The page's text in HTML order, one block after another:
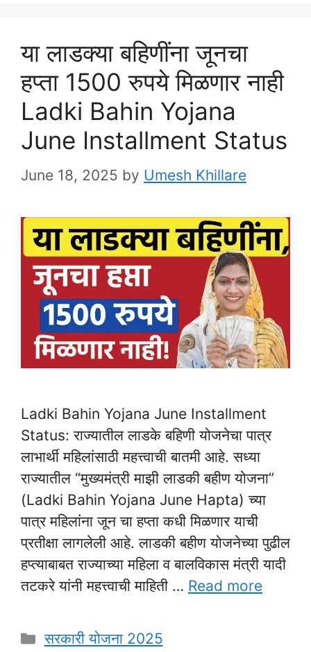
या लाडक्या बहिणींना जूनचा
हप्ता 1500 रुपये मिळणार नाही
Ladki Bahin Yojana
June Installment Status
June 18, 2025 by Umesh Khillare
Ladki Bahin Yojana June Installment
Status: राज्यातील लाडके बहिणी योजनेचा पात्र
लाभार्थी महिलांसाठी महत्त्वाची बातमी आहे. सध्या
राज्यातील “मुख्यमंत्री माझी लाडकी बहीण योजना”
(Ladki Bahin Yojana June Hapta) च्या
पात्र महिलांना जून चा हप्ता कधी मिळणार याची
प्रतीक्षा लागलेली आहे. लाडकी बहीण योजनेच्या पुढील
हप्त्याबाबत राज्याच्या महिला व बालविकास मंत्री यादी
तटकरे यांनी महत्त्वाची माहिती … Read more
Categories
सरकारी योजना 2025